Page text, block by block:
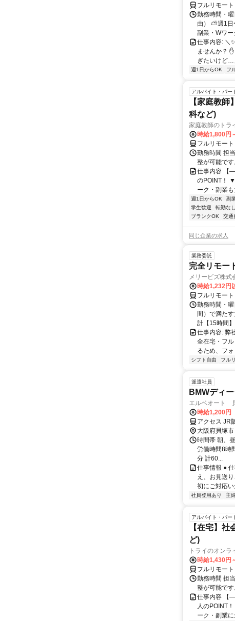
フルリモート
勤務時間・
由） ⛅週1日
副業・Wワー
仕事内容: ＼
ませんか？
ぎたいけど…
週1日からOK フ
アルバイト・パー
【家庭教
科など)
家庭教師のト
時給1,800円
フルリモート
勤務時間 担
整が可能です
仕事内容 【
のPOINT！
ーク・副業
週1日からOK 副
学生歓迎
転勤なし
ブランクOK
交通
同じ企業の求人
業務委託
完全リモー
メリービズ株式
時給1,232円
フルリモート
勤務時間・
間）で満た
計【15時間
仕事内容: 弊
全在宅・フ
るため、フ
シフト自由 フル
派遣社員
BMWディ
エルベオート
時給1,200円
アクセス JR
大阪府貝塚市
時間帯 朝、
労働時間8時
分 計60...
仕事情報 ●
え、お見送
初にご対応
社員登用あり 主
アルバイト・パー
【在宅】
ど)
トライのオン
時給1,430円
フルリモート
勤務時間 担
整が可能です
仕事内容 【
人のPOINT
ーク・副業